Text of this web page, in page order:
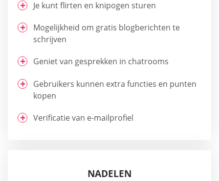
Je kunt flirten en knipogen sturen
Mogelijkheid om gratis blogberichten te
schrijven
Geniet van gesprekken in chatrooms
Gebruikers kunnen extra functies en punten
kopen
Verificatie van e-mailprofiel
NADELEN